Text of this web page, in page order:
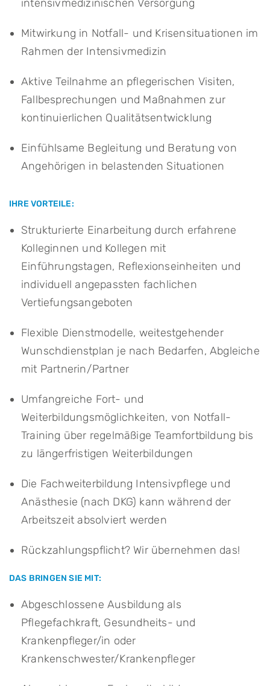
intensivmedizinischen Versorgung
Mitwirkung in Notfall- und Krisensituationen im
Rahmen der Intensivmedizin
Aktive Teilnahme an pflegerischen Visiten,
Fallbesprechungen und Maßnahmen zur
kontinuierlichen Qualitätsentwicklung
Einfühlsame Begleitung und Beratung von
Angehörigen in belastenden Situationen
IHRE VORTEILE:
Strukturierte Einarbeitung durch erfahrene
Kolleginnen und Kollegen mit
Einführungstagen, Reflexionseinheiten und
individuell angepassten fachlichen
Vertiefungsangeboten
Flexible Dienstmodelle, weitestgehender
Wunschdienstplan je nach Bedarfen, Abgleiche
mit Partnerin/Partner
Umfangreiche Fort- und
Weiterbildungsmöglichkeiten, von Notfall-
Training über regelmäßige Teamfortbildung bis
zu längerfristigen Weiterbildungen
Die Fachweiterbildung Intensivpflege und
Anästhesie (nach DKG) kann während der
Arbeitszeit absolviert werden
Rückzahlungspflicht? Wir übernehmen das!
DAS BRINGEN SIE MIT:
Abgeschlossene Ausbildung als
Pflegefachkraft, Gesundheits- und
Krankenpfleger/in oder
Krankenschwester/Krankenpfleger